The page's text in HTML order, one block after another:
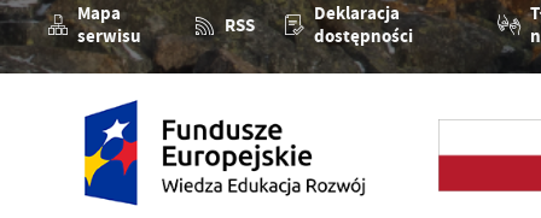
Mapa
serwisu
RSS
Deklaracja
dostępności